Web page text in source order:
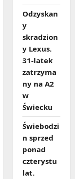
Odzyskan
y
skradzion
y Lexus.
31‑latek
zatrzyma
ny na A2
w
Świecku
Świebodzi
n sprzed
ponad
czterystu
lat.